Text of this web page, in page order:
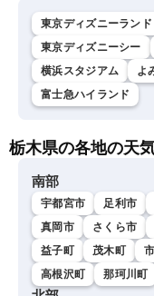
東京ディズニーランド
東京ディズニーシー
横浜スタジアム
よ
富士急ハイランド
栃木県の各地の天
南部
宇都宮市 足利市
真岡市
さくら市
益子町
茂木町
高根沢町
那珂川町